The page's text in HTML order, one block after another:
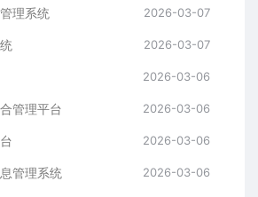
理系统 2026-03-07
2026-03-07
2026-03-06
管理平台 2026-03-06
2026-03-06
管理系统 2026-03-06